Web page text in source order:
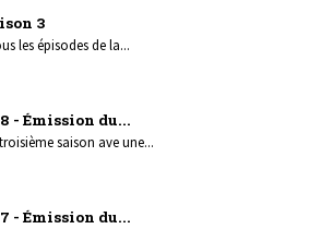
3
les épisodes de la...
- Émission du...
saison ave une...
- Émission du...